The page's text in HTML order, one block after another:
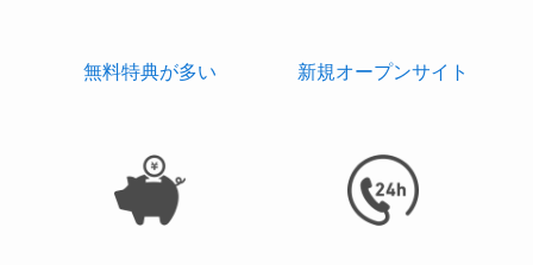
無料特典が多い 新規オープンサイト